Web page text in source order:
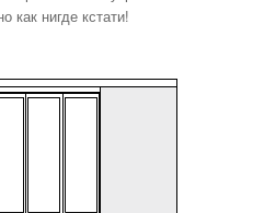
как нигде кстати!